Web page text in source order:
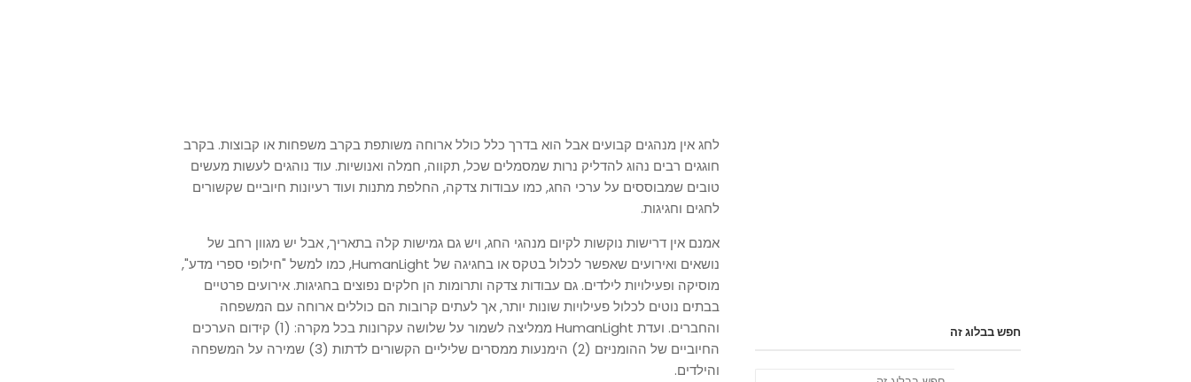
לחג אין מנהגים קבועים אבל הוא בדרך כלל כולל ארוחה משותפת בקרב משפחות או קבוצות. בקרב
חוגגים רבים נהוג להדליק נרות שמסמלים שכל, תקווה, חמלה ואנושיות. עוד נוהגים לעשות מעשים
טובים שמבוססים על ערכי החג, כמו עבודות צדקה, החלפת מתנות ועוד רעיונות חיוביים שקשורים
לחגים וחגיגות.
אמנם אין דרישות נוקשות לקיום מנהגי החג, ויש גם גמישות קלה בתאריך, אבל יש מגוון רחב של
נושאים ואירועים שאפשר לכלול בטקס או בחגיגה של HumanLight, כמו למשל "חילופי ספרי מדע",
מוסיקה ופעילויות לילדים. גם עבודות צדקה ותרומות הן חלקים נפוצים בחגיגות. אירועים פרטיים
בבתים נוטים לכלול פעילויות שונות יותר, אך לעתים קרובות הם כוללים ארוחה עם המשפחה
והחברים. ועדת HumanLight ממליצה לשמור על שלושה עקרונות בכל מקרה: (1) קידום הערכים
החיוביים של ההומניזם (2) הימנעות ממסרים שליליים הקשורים לדתות (3) שמירה על המשפחה
והילדים.
חפש בבלוג זה